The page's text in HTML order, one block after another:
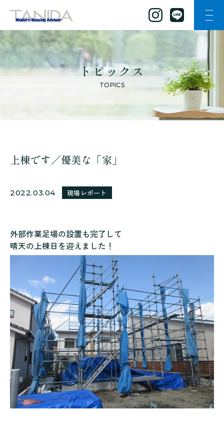
谷田工務店のトップページへ移動
ナビ
トピックス
TOPICS
上棟です／優美な「家」
2022.03.04 現場レポート
外部作業足場の設置も完了して
晴天の上棟日を迎えました！